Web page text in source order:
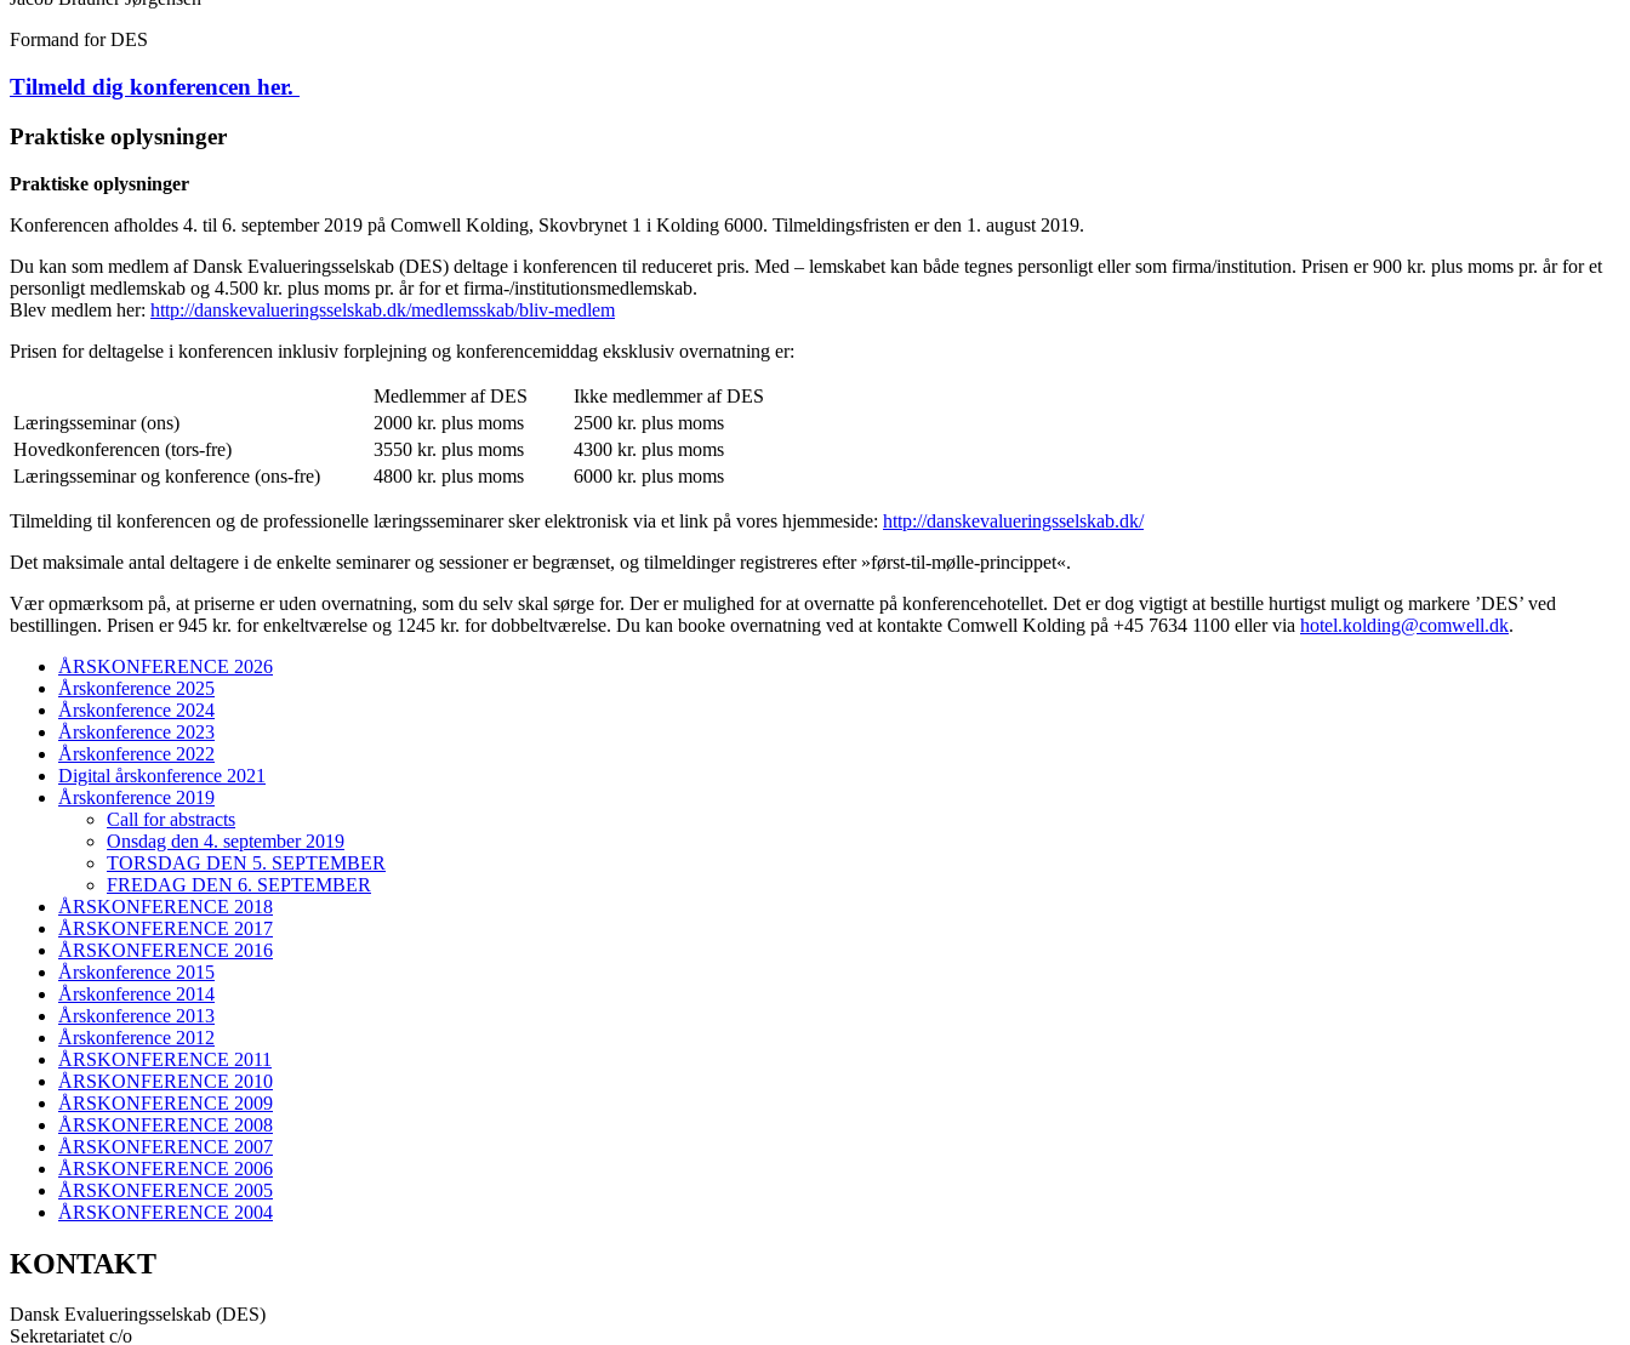
Formand for DES
Tilmeld dig konferencen her.
Praktiske oplysninger
Praktiske oplysninger
Konferencen afholdes 4. til 6. september 2019 på Comwell Kolding, Skovbrynet 1 i Kolding 6000. Tilmeldingsfristen er den 1. august 2019.
Du kan som medlem af Dansk Evalueringsselskab (DES) deltage i konferencen til reduceret pris. Med – lemskabet kan både tegnes personligt eller som firma/institution. Prisen er 900 kr. plus moms pr. år for et
personligt medlemskab og 4.500 kr. plus moms pr. år for et firma-/institutionsmedlemskab.
Blev medlem her: http://danskevalueringsselskab.dk/medlemsskab/bliv-medlem
Prisen for deltagelse i konferencen inklusiv forplejning og konferencemiddag eksklusiv overnatning er:
Medlemmer af DES
Ikke medlemmer af DES
Læringsseminar (ons)
2000 kr. plus moms
2500 kr. plus moms
Hovedkonferencen (tors-fre)
3550 kr. plus moms
4300 kr. plus moms
Læringsseminar og konference (ons-fre)
4800 kr. plus moms 6000 kr. plus moms
Tilmelding til konferencen og de professionelle læringsseminarer sker elektronisk via et link på vores hjemmeside: http://danskevalueringsselskab.dk/
Det maksimale antal deltagere i de enkelte seminarer og sessioner er begrænset, og tilmeldinger registreres efter »først-til-mølle-princippet«.
Vær opmærksom på, at priserne er uden overnatning, som du selv skal sørge for. Der er mulighed for at overnatte på konferencehotellet. Det er dog vigtigt at bestille hurtigst muligt og markere ’DES’ ved
bestillingen. Prisen er 945 kr. for enkeltværelse og 1245 kr. for dobbeltværelse. Du kan booke overnatning ved at kontakte Comwell Kolding på +45 7634 1100 eller via hotel.kolding@comwell.dk.
ÅRSKONFERENCE 2026
Årskonference 2025
Årskonference 2024
Årskonference 2023
Årskonference 2022
Digital årskonference 2021
Årskonference 2019
Call for abstracts
Onsdag den 4. september 2019
TORSDAG DEN 5. SEPTEMBER
FREDAG DEN 6. SEPTEMBER
ÅRSKONFERENCE 2018
ÅRSKONFERENCE 2017
ÅRSKONFERENCE 2016
Årskonference 2015
Årskonference 2014
Årskonference 2013
Årskonference 2012
ÅRSKONFERENCE 2011
ÅRSKONFERENCE 2010
ÅRSKONFERENCE 2009
ÅRSKONFERENCE 2008
ÅRSKONFERENCE 2007
ÅRSKONFERENCE 2006
ÅRSKONFERENCE 2005
ÅRSKONFERENCE 2004
KONTAKT
Dansk Evalueringsselskab (DES)
Sekretariatet c/o